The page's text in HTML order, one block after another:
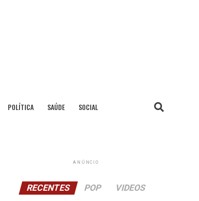
POLÍTICA SAÚDE SOCIAL
ANÚNCIO
RECENTES POP VIDEOS